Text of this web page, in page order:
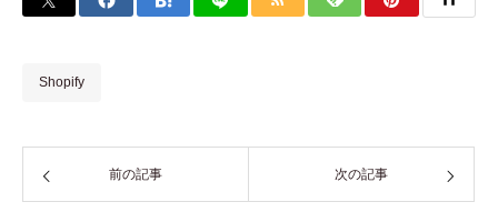
Shopify
前の記事 次の記事